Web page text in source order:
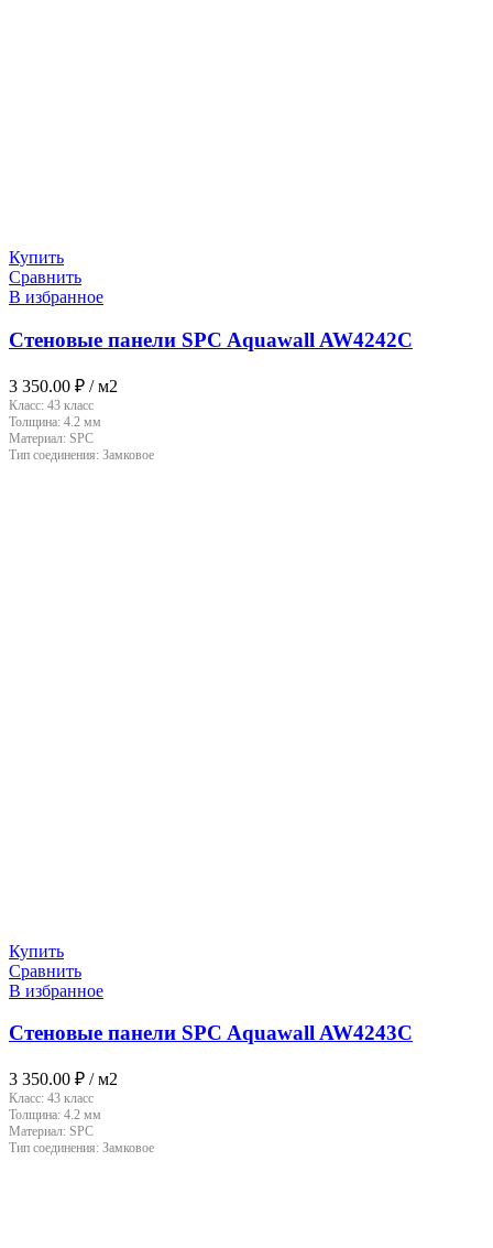
Купить
Сравнить
В избранное
Стеновые панели SPC Aquawall AW4242C
3 350.00 ₽ / м2
Класс: 43 класс
Толщина: 4.2 мм
Материал: SPC
Тип соединения: Замковое
Купить
Сравнить
В избранное
Стеновые панели SPC Aquawall AW4243C
3 350.00 ₽ / м2
Класс: 43 класс
Толщина: 4.2 мм
Материал: SPC
Тип соединения: Замковое